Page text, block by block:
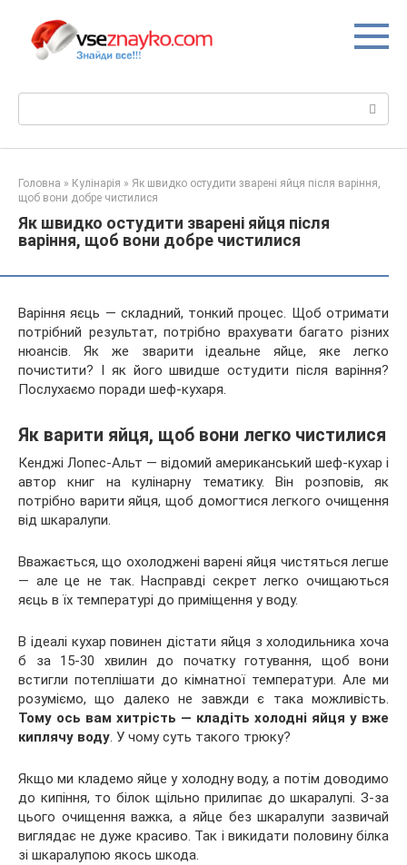
вмісту
Головна » Кулінарія » Як швидко остудити зварені яйця після варіння,
щоб вони добре чистилися
Як швидко остудити зварені яйця після
варіння, щоб вони добре чистилися
Варіння яєць — складний, тонкий процес. Щоб отримати
потрібний результат, потрібно врахувати багато різних
нюансів. Як же зварити ідеальне яйце, яке легко
почистити? І як його швидше остудити після варіння?
Послухаємо поради шеф-кухаря.
Як варити яйця, щоб вони легко чистилися
Кенджі Лопес-Альт — відомий американський шеф-кухар і
автор книг на кулінарну тематику. Він розповів, як
потрібно варити яйця, щоб домогтися легкого очищення
від шкаралупи.
Вважається, що охолоджені варені яйця чистяться легше
— але це не так. Насправді секрет легко очищаються
яєць в їх температурі до приміщення у воду.
В ідеалі кухар повинен дістати яйця з холодильника хоча
б за 15-30 хвилин до початку готування, щоб вони
встигли потеплішати до кімнатної температури. Але ми
розуміємо, що далеко не завжди є така можливість.
Тому ось вам хитрість — кладіть холодні яйця у вже
киплячу воду. У чому суть такого трюку?
Якщо ми кладемо яйце у холодну воду, а потім доводимо
до кипіння, то білок щільно прилипає до шкаралупі. З-за
цього очищення важка, а яйце без шкаралупи зазвичай
виглядає не дуже красиво. Так і викидати половину білка
зі шкаралупою якось шкода.